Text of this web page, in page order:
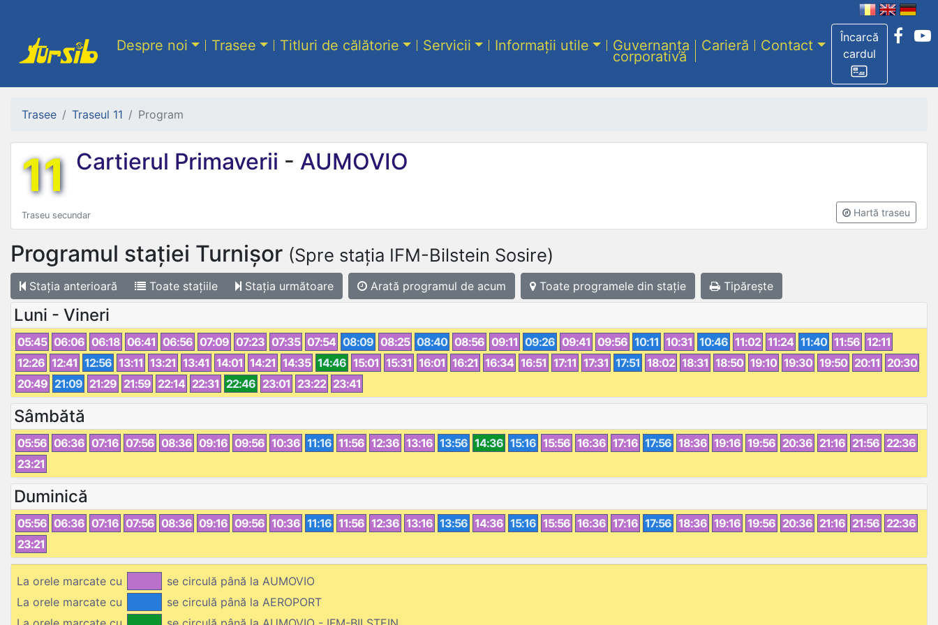
Încarcă
cardul
Despre noi Trasee Titluri de călătorie Servicii Informații utile Guvernanța
corporativă
Carieră Contact
Trasee Traseul 11 Program
11 Cartierul Primaverii - AUMOVIO
Traseu secundar Hartă traseu
Programul stației Turnișor (Spre stația IFM-Bilstein Sosire)
Stația anterioară Toate stațiile Stația următoare Arată programul de acum Toate programele din stație Tipărește
Luni - Vineri
05:45 06:06 06:18 06:41 06:56 07:09 07:23 07:35 07:54 08:09 08:25 08:40 08:56 09:11 09:26 09:41 09:56 10:11 10:31 10:46 11:02 11:24 11:40 11:56 12:11
12:26 12:41 12:56 13:11 13:21 13:41 14:01 14:21 14:35 14:46 15:01 15:31 16:01 16:21 16:34 16:51 17:11 17:31 17:51 18:02 18:31 18:50 19:10 19:30 19:50 20:11 20:30
20:49 21:09 21:29 21:59 22:14 22:31 22:46 23:01 23:22 23:41
Sâmbătă
05:56 06:36 07:16 07:56 08:36 09:16 09:56 10:36 11:16 11:56 12:36 13:16 13:56 14:36 15:16 15:56 16:36 17:16 17:56 18:36 19:16 19:56 20:36 21:16 21:56 22:36
23:21
Duminică
05:56 06:36 07:16 07:56 08:36 09:16 09:56 10:36 11:16 11:56 12:36 13:16 13:56 14:36 15:16 15:56 16:36 17:16 17:56 18:36 19:16 19:56 20:36 21:16 21:56 22:36
23:21
La orele marcate cu
se circulă până la AUMOVIO
La orele marcate cu
se circulă până la AEROPORT